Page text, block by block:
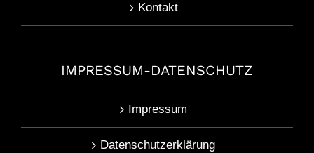
Kontakt
IMPRESSUM-DATENSCHUTZ
Impressum
Datenschutzerklärung